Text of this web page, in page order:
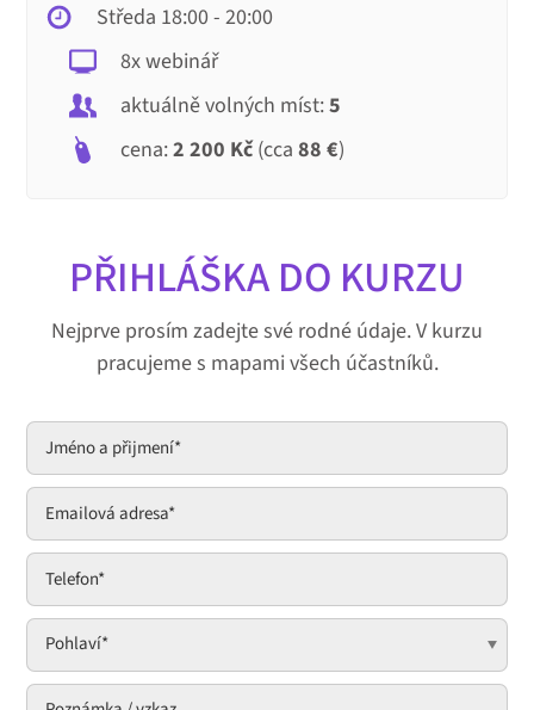
Středa 18:00 - 20:00
8x webinář
aktuálně volných míst:5
cena:2 200 Kč(cca 88 €)
PŘIHLÁŠKA DO KURZU
Nejprve prosím zadejte své rodné údaje. V kurzu
pracujeme s mapami všech účastníků.